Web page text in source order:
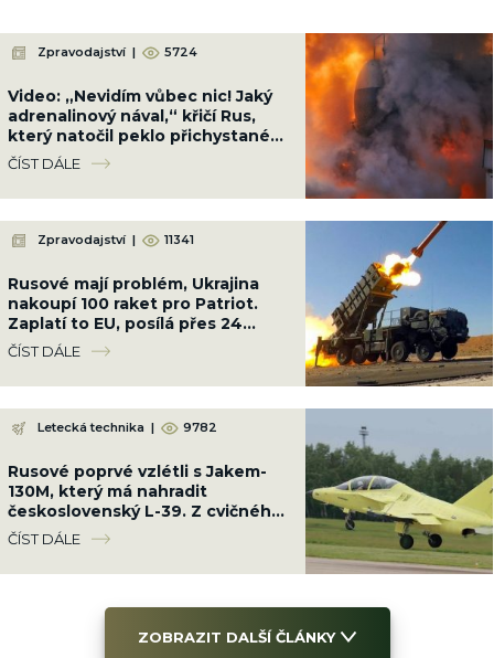
Zpravodajství | 5724
Video: „Nevidím vůbec nic! Jaký
adrenalinový nával,“ křičí Rus,
který natočil peklo přichystané
Ukrajinci cestou na Krym
ČÍST DÁLE
Zpravodajství | 11341
Rusové mají problém, Ukrajina
nakoupí 100 raket pro Patriot.
Zaplatí to EU, posílá přes 24
miliard Kč
ČÍST DÁLE
Letecká technika | 9782
Rusové poprvé vzlétli s Jakem-
130M, který má nahradit
československý L-39. Z cvičného
letounu dělají bojový
ČÍST DÁLE
ZOBRAZIT DALŠÍ ČLÁNKY